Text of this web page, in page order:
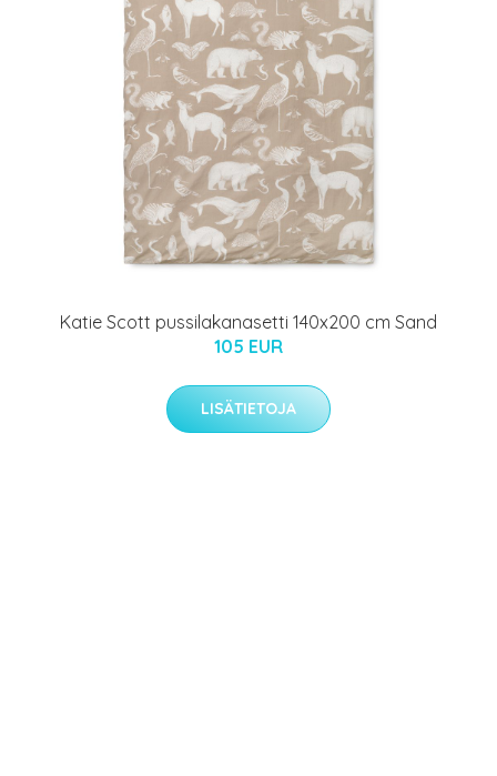
Katie Scott pussilakanasetti 140x200 cm Sand
105 EUR
LISÄTIETOJA